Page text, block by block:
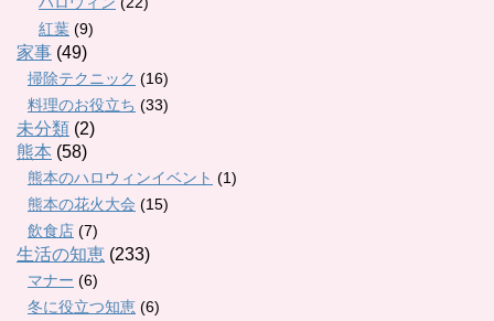
紅葉 (9)
家事 (49)
掃除テクニック (16)
料理のお役立ち (33)
未分類 (2)
熊本 (58)
熊本のハロウィンイベント (1)
熊本の花火大会 (15)
飲食店 (7)
生活の知恵 (233)
マナー (6)
冬に役立つ知恵 (6)